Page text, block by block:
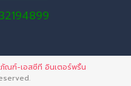
ณฑ์-เอสซีที อินเตอร์พริ้น